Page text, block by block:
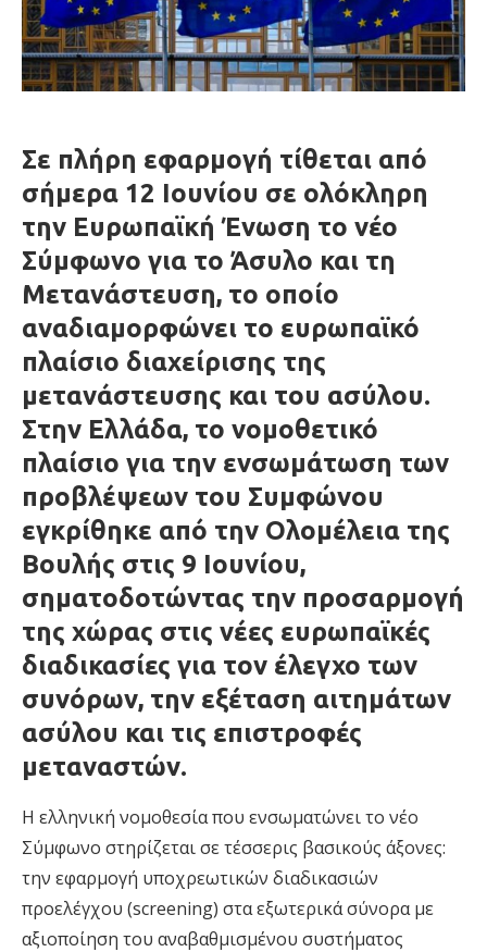
Σε πλήρη εφαρμογή τίθεται από
σήμερα 12 Ιουνίου σε ολόκληρη
την Ευρωπαϊκή Ένωση το νέο
Σύμφωνο για το Άσυλο και τη
Μετανάστευση, το οποίο
αναδιαμορφώνει το ευρωπαϊκό
πλαίσιο διαχείρισης της
μετανάστευσης και του ασύλου.
Στην Ελλάδα, το νομοθετικό
πλαίσιο για την ενσωμάτωση των
προβλέψεων του Συμφώνου
εγκρίθηκε από την Ολομέλεια της
Βουλής στις 9 Ιουνίου,
σηματοδοτώντας την προσαρμογή
της χώρας στις νέες ευρωπαϊκές
διαδικασίες για τον έλεγχο των
συνόρων, την εξέταση αιτημάτων
ασύλου και τις επιστροφές
μεταναστών.
Η ελληνική νομοθεσία που ενσωματώνει το νέο
Σύμφωνο στηρίζεται σε τέσσερις βασικούς άξονες:
την εφαρμογή υποχρεωτικών διαδικασιών
προελέγχου (screening) στα εξωτερικά σύνορα με
αξιοποίηση του αναβαθμισμένου συστήματος